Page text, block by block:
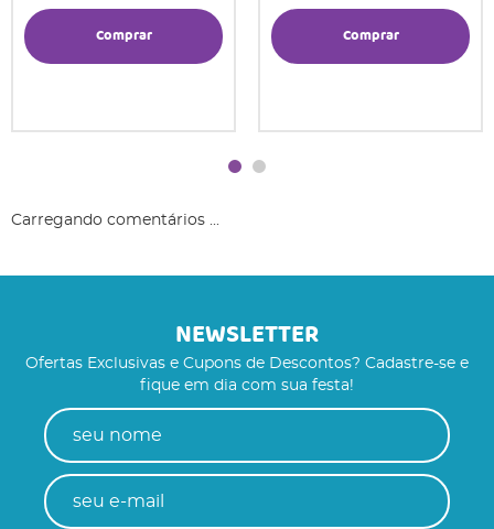
Comprar Comprar
Carregando comentários ...
NEWSLETTER
Ofertas Exclusivas e Cupons de Descontos? Cadastre-se e
fique em dia com sua festa!